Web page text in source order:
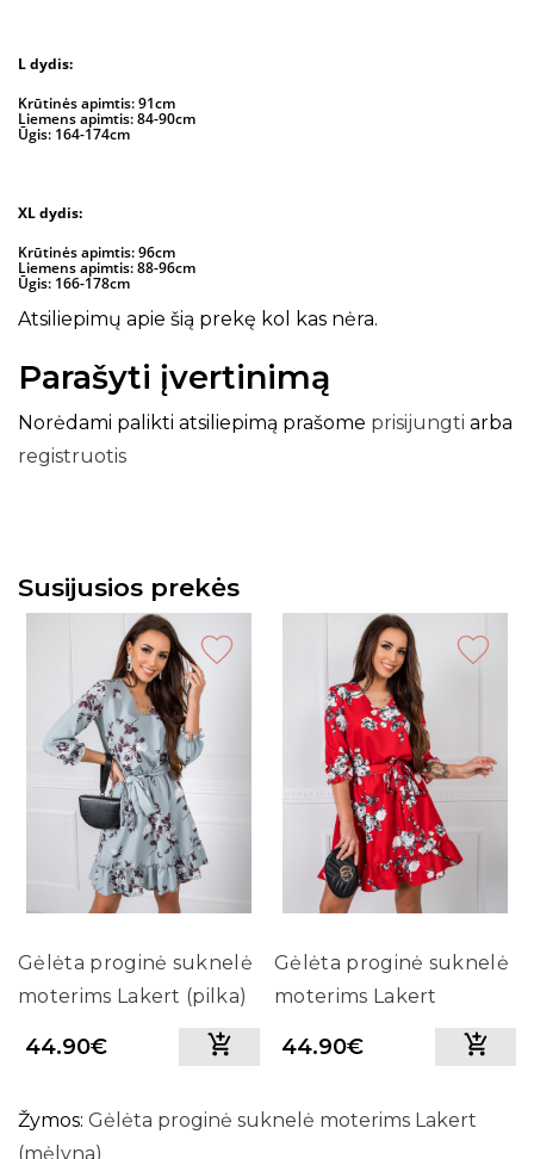
L dydis:
Krūtinės apimtis: 91cm
Liemens apimtis: 84-90cm
Ūgis: 164-174cm
XL dydis:
Krūtinės apimtis: 96cm
Liemens apimtis: 88-96cm
Ūgis: 166-178cm
Atsiliepimų apie šią prekę kol kas nėra.
Parašyti įvertinimą
Norėdami palikti atsiliepimą prašome prisijungti arba
registruotis
Susijusios prekės
Gėlėta proginė suknelė
moterims Lakert (pilka)
44.90€
Gėlėta proginė suknelė
moterims Lakert
44.90€
Žymos: Gėlėta proginė suknelė moterims Lakert
(mėlyna)